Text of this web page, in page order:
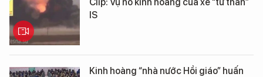
IS
Kinh hoàng “nhà nước Hồi giáo” huấn